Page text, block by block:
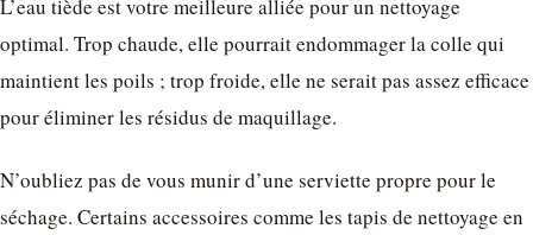
L’eau tiède est votre meilleure alliée pour un nettoyage
optimal. Trop chaude, elle pourrait endommager la colle qui
maintient les poils ; trop froide, elle ne serait pas assez efficace
pour éliminer les résidus de maquillage.
N’oubliez pas de vous munir d’une serviette propre pour le
séchage. Certains accessoires comme les tapis de nettoyage en